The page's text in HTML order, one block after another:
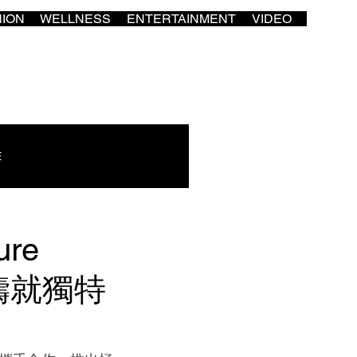
WELLNESS ENTERTAINMENT VIDEO
就獨特